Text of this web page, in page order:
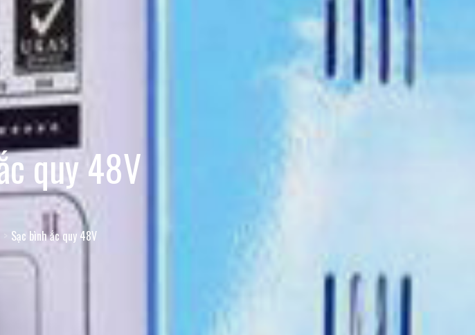
quy 48V
Sạc bình ắc quy 48V